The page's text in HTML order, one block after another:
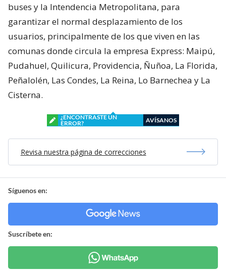
buses y la Intendencia Metropolitana, para
garantizar el normal desplazamiento de los
usuarios, principalmente de los que viven en las
comunas donde circula la empresa Express: Maipú,
Pudahuel, Quilicura, Providencia, Ñuñoa, La Florida,
Peñalolén, Las Condes, La Reina, Lo Barnechea y La
Cisterna.
¿ENCONTRASTE UN
ERROR?
AVÍSANOS
Revisa nuestra página de correcciones
Síguenos en:
Suscríbete en: